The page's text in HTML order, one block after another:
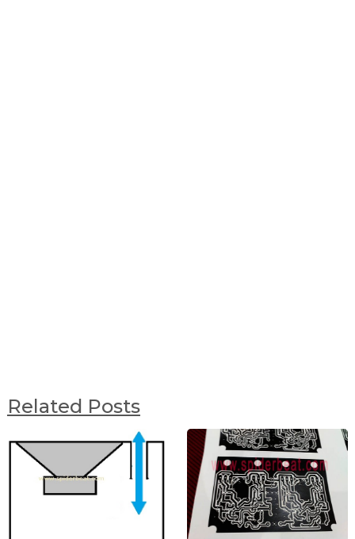
Related Posts